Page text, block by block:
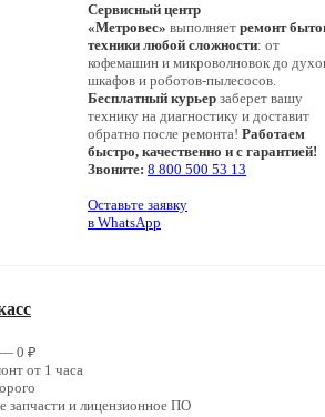
Сервисный центр
«Метровес» выполняет ремонт
техники любой сложности: от
кофемашин и микроволновок до
шкафов и роботов-пылесосов.
Бесплатный курьер заберет вашу
технику на диагностику и доставит
обратно после ремонта! Работаем
быстро, качественно и с гарантией!
Звоните: 8 800 500 53 13
Оставьте заявку
в WhatsApp
— 0 ₽
от 1 часа
запчасти и лицензионное ПО